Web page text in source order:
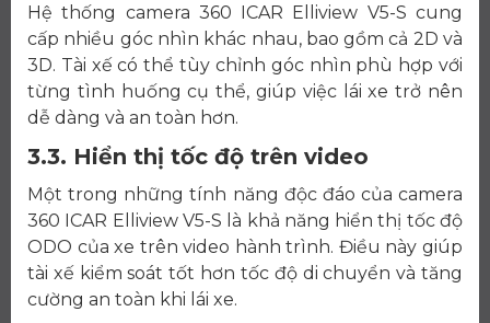
Hệ thống camera 360 ICAR Elliview V5-S cung
cấp nhiều góc nhìn khác nhau, bao gồm cả 2D và
3D. Tài xế có thể tùy chỉnh góc nhìn phù hợp với
từng tình huống cụ thể, giúp việc lái xe trở nên
dễ dàng và an toàn hơn.
3.3. Hiển thị tốc độ trên video
Một trong những tính năng độc đáo của camera
360 ICAR Elliview V5-S là khả năng hiển thị tốc độ
ODO của xe trên video hành trình. Điều này giúp
tài xế kiểm soát tốt hơn tốc độ di chuyển và tăng
cường an toàn khi lái xe.